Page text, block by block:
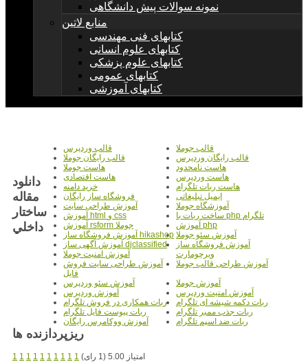
نمونه سوالات پیش دانشگاهی
منابع لاتین
کتابهای فنی مهندسی
کتابهای علوم انسانی
کتابهای علوم پزشکی
کتابهای عمومی
کتابهای آموزشی
قالب جوملا
قالب وردپرس
قالب رایگان وردپرس
قالب رایگان جوملا
هاست نامحدود
هاست جوملا
هاست وردپرس
هاست اقتصادی
هاست ربات تلگرام
خرید دامنه
ایمیل تبلیغاتی
فروشگاه ساز رایگان
آموزشگاه جوملا
آموزش طراحی سایت
ساخت ربات با php تلگرام
آموزش html و css
آموزش php
آموزش rsform جوملا
آموزش سئو جوملا آموزش فروشگاه ساز hikashop
آموزش فروشگاه ساز
ویرچومارت
آموزش آگهی ساز djclassified
آموزش امنیت جوملا
آموزش طراحی قالب جوملا
آموزش طراحی سایت فروش
فایل
آموزش جوملا
آموزش سئو وردپرس
آموزش امنیت وردپرس
آموزش وردپرس
ربات دکمه شیشه ای تلگرام
ربات همکاری در فروش تلگرام
ربات جذب ممبر تلگرام
ربات پیوست فایل تلگرام
ربات ضد اسپم تلگرام
آموزش ووکامرس رایگان
دانلود
مقاله
ساختار
داخلي
ريزپردازنده ها
1 1 1 1 1 1 1 1 1 1
امتیاز 5.00 (1 رای)